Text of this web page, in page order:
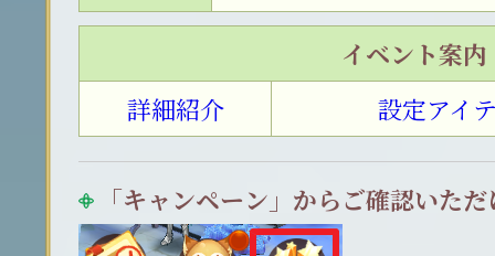
イベント案内
詳細紹介
設定アイ
「キャンペーン」からご確認いた